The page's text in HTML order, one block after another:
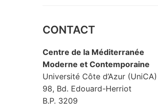
CONTACT
Centre de la Méditerranée
Moderne et Contemporaine
Université Côte d’Azur (UniCA)
98, Bd. Edouard-Herriot
B.P. 3209